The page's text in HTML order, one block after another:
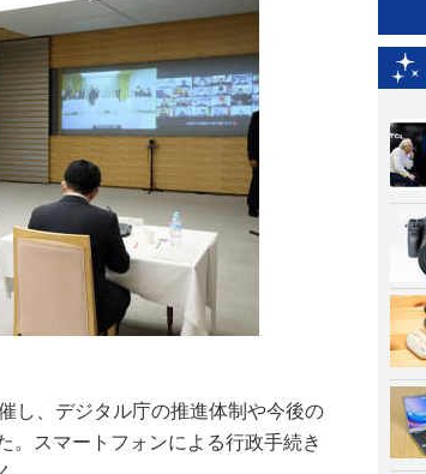
し、デジタル庁の推進体制や今後の
。スマートフォンによる行政手続き